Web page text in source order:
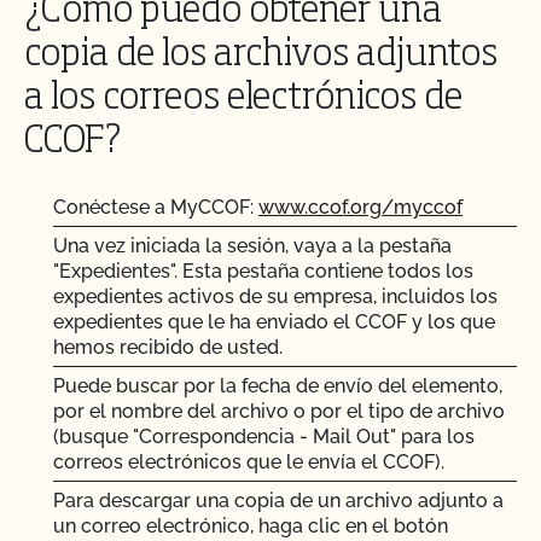
¿Cómo puedo obtener una
copia de los archivos adjuntos
a los correos electrónicos de
CCOF?
Conéctese a MyCCOF: www.ccof.org/myccof
Una vez iniciada la sesión, vaya a la pestaña
"Expedientes". Esta pestaña contiene todos los
expedientes activos de su empresa, incluidos los
expedientes que le ha enviado el CCOF y los que
hemos recibido de usted.
Puede buscar por la fecha de envío del elemento,
por el nombre del archivo o por el tipo de archivo
(busque "Correspondencia - Mail Out" para los
correos electrónicos que le envía el CCOF).
Para descargar una copia de un archivo adjunto a
un correo electrónico, haga clic en el botón